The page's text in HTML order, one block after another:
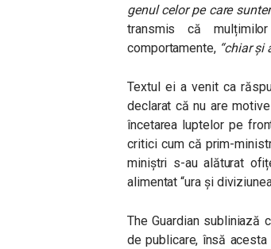
genul celor pe care
transmis că
comportamente, “chiar și
Textul ei a venit ca
declarat că nu are
încetarea luptelor pe
critici cum că prim-
miniștri s-au alăturat
alimentat “ura și
The Guardian
de publicare, însă